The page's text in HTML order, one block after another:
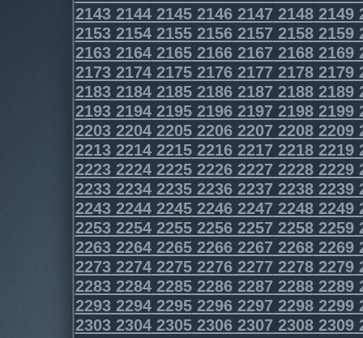
2143214421452146214721482149
2153215421552156215721582159
2163216421652166216721682169
2173217421752176217721782179
2183218421852186218721882189
2193219421952196219721982199
2203220422052206220722082209
2213221422152216221722182219
2223222422252226222722282229
2233223422352236223722382239
2243224422452246224722482249
2253225422552256225722582259
2263226422652266226722682269
2273227422752276227722782279
2283228422852286228722882289
2293229422952296229722982299
2303230423052306230723082309